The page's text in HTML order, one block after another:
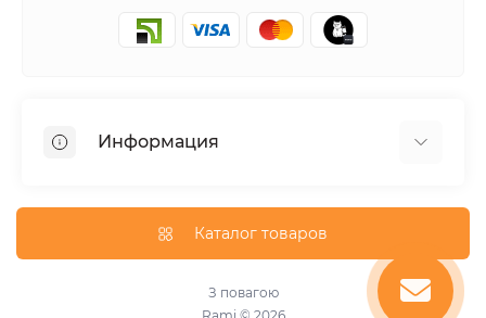
Информация
О магазине
Каталог товаров
З повагою